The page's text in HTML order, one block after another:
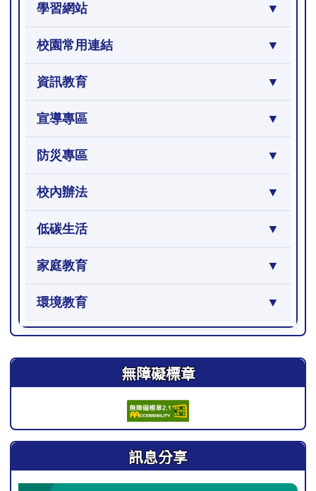
學習網站
校園常用連結
資訊教育
宣導專區
防災專區
校內辦法
低碳生活
家庭教育
環境教育
右邊區域內容 無障礙標章
訊息分享